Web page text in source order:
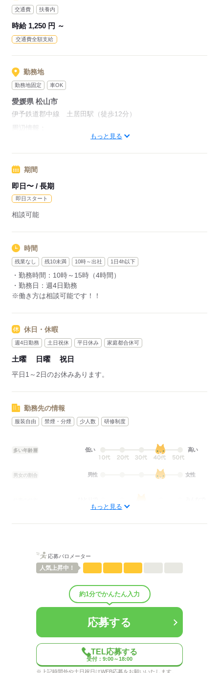
交通費 扶養内
時給 1,250 円 ～
交通費全額支給
勤務地
勤務地固定 車OK
愛媛県 松山市
伊予鉄道郡中線 土居田駅（徒歩12分）
・伊予鉄郡中線 土居田駅から徒歩12分 車通勤OK／駐車場完
もっと見る
期間
即日〜 / 長期
即日スタート
相談可能
時間
残業なし 残10未満 10時～出社 1日4h以下
・勤務時間：10時～15時（4時間）
・勤務日：週4日勤務
※働き方は相談可能です！！
休日・休暇
週4日勤務 土日祝休 平日休み 家庭都合休可
土曜 日曜 祝日
平日1～2日のお休みあります。
勤務先の情報
服装自由 禁煙・分煙 少人数 研修制度
多い年齢層 低い 高い
男女の割合 男性 女性
職場の様子 しずか にぎやか
男女比（男1：女2）
平均年齢45歳
生損保代理店
応募する
もっと見る
応募バロメーター
人気上昇中！
約1分でかんたん入力
応募する
TEL応募する
受付：9:00～18:00
※上記時間外や土日祝日はWEB応募をお願いいたします。